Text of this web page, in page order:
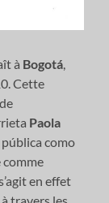
à Bogotá,
Cette
Paola
pública como
comme
en effet